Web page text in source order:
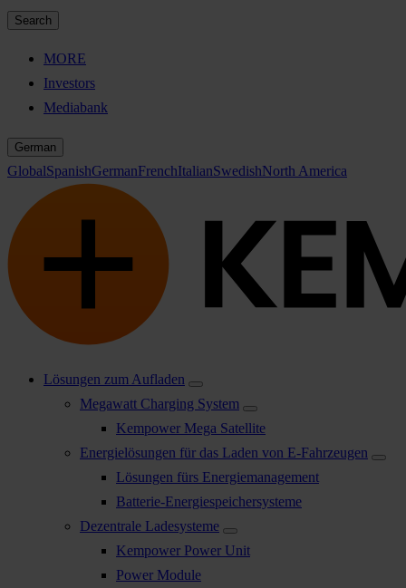
Search
MORE
Investors
Mediabank
German
GlobalSpanishGermanFrenchItalianSwedishNorth America
Lösungen zum Aufladen
Megawatt Charging System
Kempower Mega Satellite
Energielösungen für das Laden von E-Fahrzeugen
Lösungen fürs Energiemanagement
Batterie-Energiespeichersysteme
Dezentrale Ladesysteme
Kempower Power Unit
Power Module